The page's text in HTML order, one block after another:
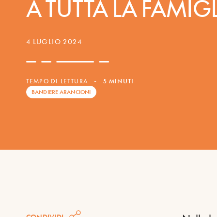
A TUTTA LA
4 LUGLIO 2024
TEMPO DI LETTURA - 5 MINUTI
BANDIERE ARANCIONI